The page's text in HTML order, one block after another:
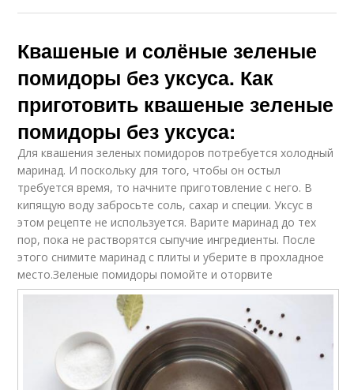
Квашеные и солёные зеленые
помидоры без уксуса. Как
приготовить квашеные зеленые
помидоры без уксуса:
Для квашения зеленых помидоров потребуется холодный
маринад. И поскольку для того, чтобы он остыл
требуется время, то начните приготовление с него. В
кипящую воду забросьте соль, сахар и специи. Уксус в
этом рецепте не используется. Варите маринад до тех
пор, пока не растворятся сыпучие ингредиенты. После
этого снимите маринад с плиты и уберите в прохладное
место.Зеленые помидоры помойте и оторвите